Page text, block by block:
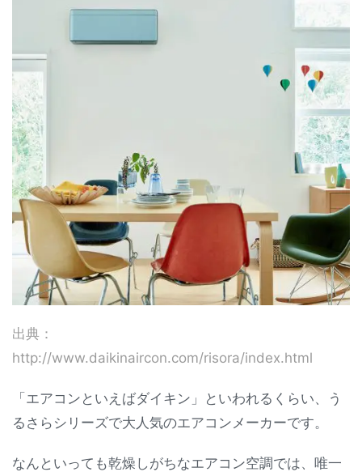
出典：
http://www.daikinaircon.com/risora/index.html
「エアコンといえばダイキン」といわれるくらい、う
るさらシリーズで大人気のエアコンメーカーです。
なんといっても乾燥しがちなエアコン空調では、唯一